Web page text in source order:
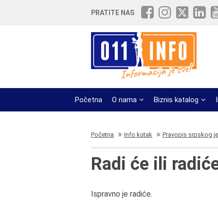
PRATITE NAS
Početna O nama Biznis katalog
Početna Info kutak Pravopis srpskog
Radi će ili
Ispravno je radiće.